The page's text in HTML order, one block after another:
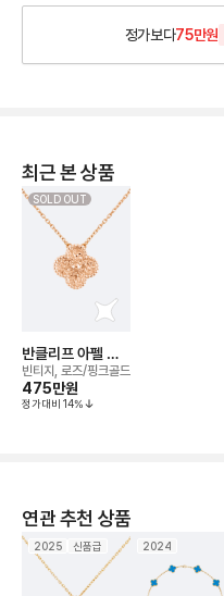
정가보다75만원
최근 본 상품
SOLD OUT
반클리프 아펠 알
함브라 해머드 네
크리스
빈티지, 로즈/핑크골드
475만원
정가대비 14%
연관 추천 상품
2025 신품급 2024